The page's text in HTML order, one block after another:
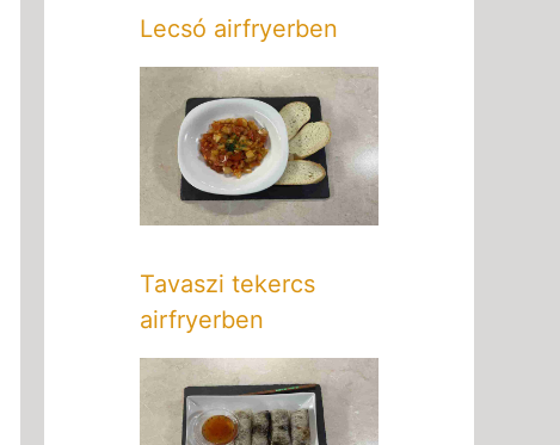
Lecsó airfryerben
Tavaszi tekercs
airfryerben